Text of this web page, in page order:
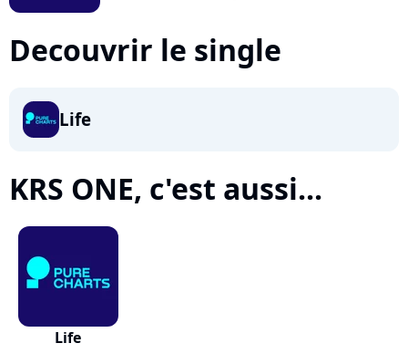
Decouvrir le single
Life
KRS ONE, c'est aussi...
Life